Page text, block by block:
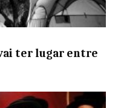
ter lugar entre